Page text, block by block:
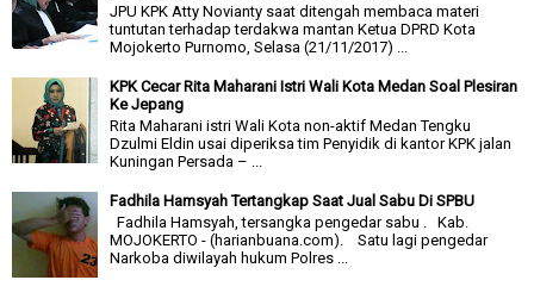
JPU KPK Atty Novianty saat ditengah membaca materi
tuntutan terhadap terdakwa mantan Ketua DPRD Kota
Mojokerto Purnomo, Selasa (21/11/2017) ...
KPK Cecar Rita Maharani Istri Wali Kota Medan Soal Plesiran
Ke Jepang
Rita Maharani istri Wali Kota non-aktif Medan Tengku
Dzulmi Eldin usai diperiksa tim Penyidik di kantor KPK jalan
Kuningan Persada – ...
Fadhila Hamsyah Tertangkap Saat Jual Sabu Di SPBU
Fadhila Hamsyah, tersangka pengedar sabu . Kab.
MOJOKERTO - (harianbuana.com). Satu lagi pengedar
Narkoba diwilayah hukum Polres ...